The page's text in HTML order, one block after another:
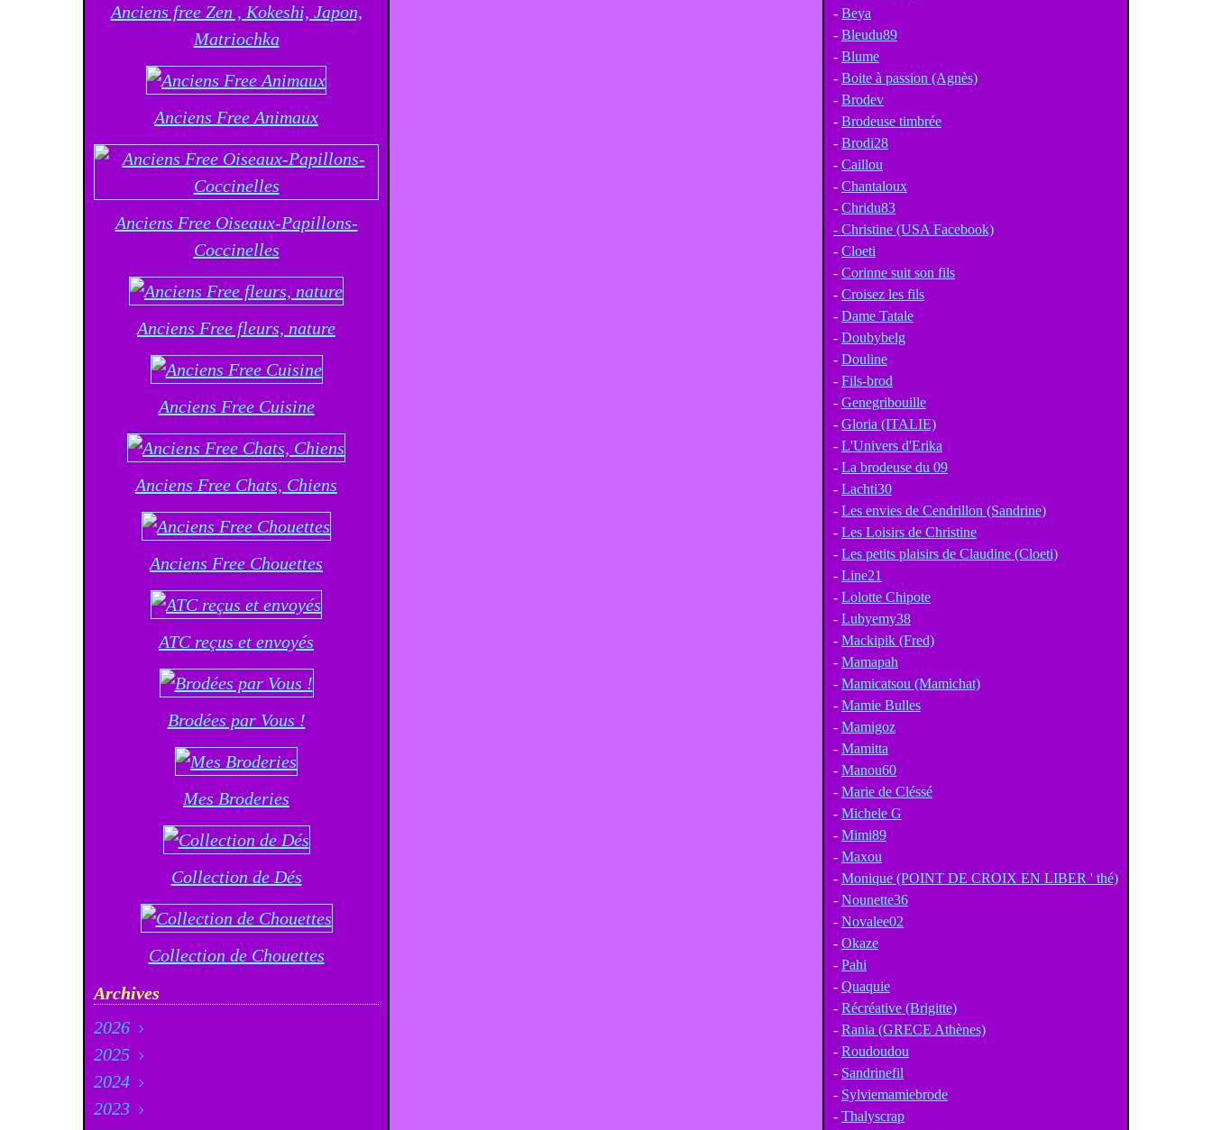
Anciens free Zen , Kokeshi, Japon,
Matriochka
Anciens Free Animaux
Anciens Free Oiseaux-Papillons-
Coccinelles
Anciens Free fleurs, nature
Anciens Free Cuisine
Anciens Free Chats, Chiens
Anciens Free Chouettes
ATC reçus et envoyés
Brodées par Vous !
Mes Broderies
Collection de Dés
Collection de Chouettes
Archives
2026
Août
Juillet
Juin
2025
Décembre
Novembre
2024
Décembre
2023
- Beya
- Bleudu89
- Blume
- Boite à passion (Agnès)
- Brodev
- Brodeuse timbrée
- Brodi28
- Caillou
- Chantaloux
- Chridu83
- Christine (USA Facebook)
- Cloeti
- Corinne suit son fils
- Croisez les fils
- Dame Tatale
- Doubybelg
- Douline
- Fils-brod
- Genegribouille
- Gloria (ITALIE)
- L'Univers d'Erika
- La brodeuse du 09
- Lachti30
- Les envies de Cendrillon (Sandrine)
- Les Loisirs de Christine
- Les petits plaisirs de Claudine (Cloeti)
- Line21
- Lolotte Chipote
- Lubyemy38
- Mackipik (Fred)
- Mamapah
- Mamicatsou (Mamichat)
- Mamie Bulles
- Mamigoz
- Mamitta
- Manou60
- Marie de Cléssé
- Michele G
- Mimi89
- Maxou
- Monique (POINT DE CROIX EN LIBER ' thé)
- Nounette36
- Novalee02
- Okaze
- Pahi
- Quaquie
- Récréative (Brigitte)
- Rania (GRECE Athènes)
- Roudoudou
- Sandrinefil
- Sylviemamiebrode
- Thalyscrap